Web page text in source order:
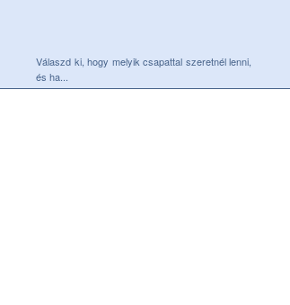
Válaszd ki, hogy melyik csapattal szeretnél lenni,
és ha...